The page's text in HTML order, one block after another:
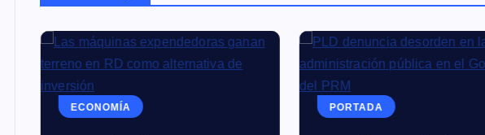
ECONOMÍA PORTADA